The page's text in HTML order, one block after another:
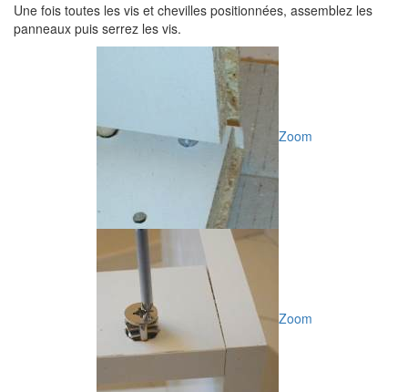
Une fois toutes les vis et chevilles positionnées, assemblez les
panneaux puis serrez les vis.
Zoom
Zoom